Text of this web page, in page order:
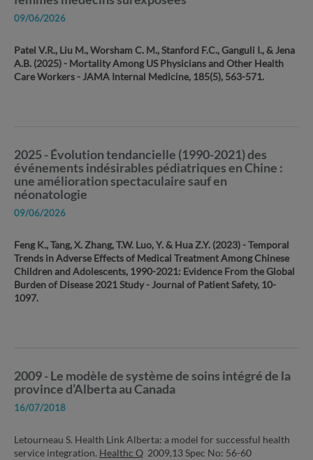
09/06/2026
Patel V.R., Liu M., Worsham C. M., Stanford F.C., Ganguli I., & Jena
A.B. (2025) - Mortality Among US Physicians and Other Health
Care Workers - JAMA Internal Medicine, 185(5), 563-571.
2025 - Évolution tendancielle (1990-2021) des
événements indésirables pédiatriques en Chine :
une amélioration spectaculaire sauf en
néonatologie
09/06/2026
Feng K., Tang, X. Zhang, T.W. Luo, Y. & Hua Z.Y. (2023) - Temporal
Trends in Adverse Effects of Medical Treatment Among Chinese
Children and Adolescents, 1990-2021: Evidence From the Global
Burden of Disease 2021 Study - Journal of Patient Safety, 10-
1097.
2009 - Le modèle de système de soins intégré de la
province d’Alberta au Canada
16/07/2018
Letourneau S. Health Link Alberta: a model for successful health
service integration. Healthc Q 2009,13 Spec No: 56-60